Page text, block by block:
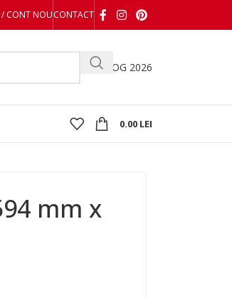
/ CONT NOUCONTACT
CATALOG 2026
0.00 LEI
mm x